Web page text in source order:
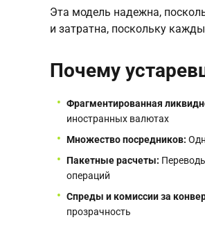
Эта модель надежна,
и затратна, поскольку
Почему
Фрагментированная
иностранных валютах
Множество посредников:
Пакетные расчеты:
операций
Спреды и комиссии за
прозрачность